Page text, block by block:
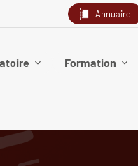
Annuaire
Formation